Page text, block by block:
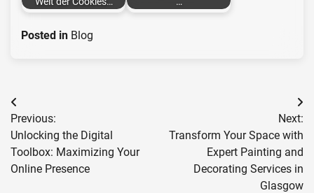
Posted in Blog
Post
navigation
Previous:
Unlocking the Digital
Toolbox: Maximizing Your
Online Presence
Next:
Transform Your Space with
Expert Painting and
Decorating Services in
Glasgow